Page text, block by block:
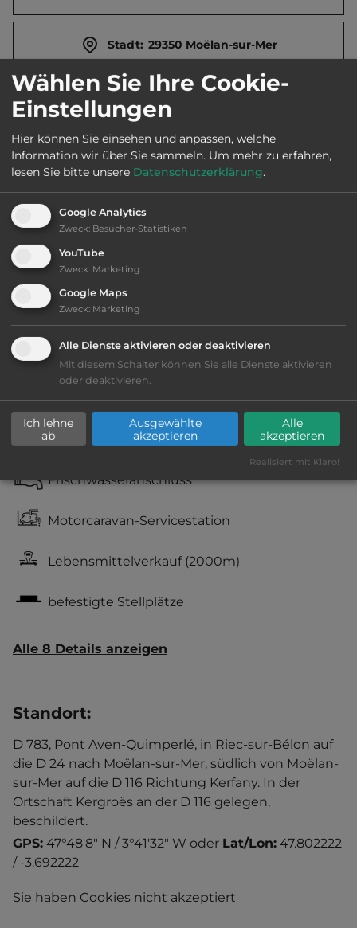
Stadt: 29350 Moëlan-sur-Mer
E-Mail: mairie-moelan@wanadoo.fr
Ausstattung
Lage: weniger ansprechend
Geräuschkulisse: laut
Stromanschluss
Fäkalienausguss
Frischwasseranschluss
Motorcaravan-Servicestation
Lebensmittelverkauf(2000m)
befestigte Stellplätze
Alle 8 Details anzeigen
Standort:
D 783, Pont Aven-Quimperlé, in Riec-sur-Bélon auf
die D 24 nach Moëlan-sur-Mer, südlich von Moëlan-
sur-Mer auf die D 116 Richtung Kerfany. In der
Ortschaft Kergroës an der D 116 gelegen,
beschildert.
GPS: 47°48'8" N / 3°41'32" W oder Lat/Lon: 47.802222
/ -3.692222
Sie haben Cookies nicht akzeptiert
Wählen Sie Ihre Cookie-
Einstellungen
Hier können Sie einsehen und anpassen, welche
Information wir über Sie sammeln. Um mehr zu erfahren,
lesen Sie bitte unsere Datenschutzerklärung.
Google Analytics
Zweck: Besucher-Statistiken
YouTube
Zweck: Marketing
Google Maps
Zweck: Marketing
Alle Dienste aktivieren oder deaktivieren
Mit diesem Schalter können Sie alle Dienste aktivieren
oder deaktivieren.
Ich lehne
ab
Ausgewählte
akzeptieren
Alle
akzeptieren
Realisiert mit Klaro!